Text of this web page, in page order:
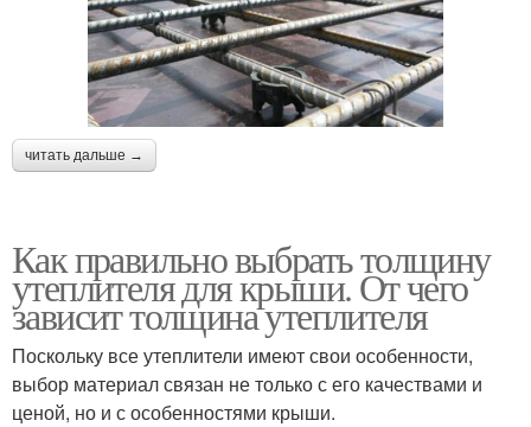
читать дальше →
Как правильно выбрать толщину
утеплителя для крыши. От чего
зависит толщина утеплителя
Поскольку все утеплители имеют свои особенности,
выбор материал связан не только с его качествами и
ценой, но и с особенностями крыши.